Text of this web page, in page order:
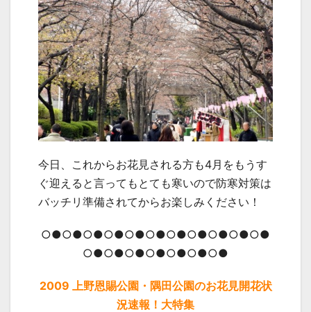
今日、これからお花見される方も4月をもうす
ぐ迎えると言ってもとても寒いので防寒対策は
バッチリ準備されてからお楽しみください！
○●○●○●○●○●○●○●○●○●○●○●
○●○●○●○●○●○●○●
2009 上野恩賜公園・隅田公園のお花見開花状
況速報！大特集